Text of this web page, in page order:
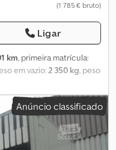
(1 785 € bruto)
Ligar
km, primeira matrícula:
em vazio:2 350 kg, peso
outro, volume do
do espaço de carga:7 350
mm , altura do espaço de
, Localização do veículo:
translúcido Carroceria:
Anúncio classificado